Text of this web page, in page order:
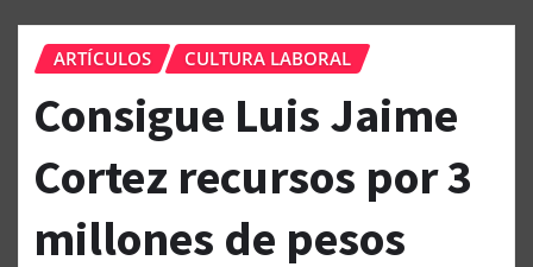
ARTÍCULOS CULTURA LABORAL
Consigue Luis Jaime
Cortez recursos por 3
millones de pesos